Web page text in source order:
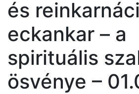
és
eckankar – a
spirituális
ösvénye –